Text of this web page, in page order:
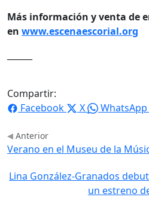
Más información y venta de
en www.escenaescorial.org
Compartir:
Facebook
X WhatsApp
Anterior
Verano en el Museu de la
Lina González-Granados
un estreno